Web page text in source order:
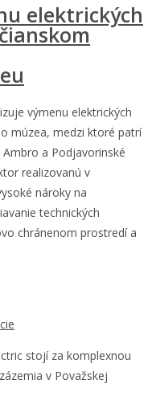
elektrických
výmenu elektrických
múzea, medzi ktoré patrí
a Podjavorinské
realizovanú v
nároky na
technických
chránenom prostredí a
stojí za komplexnou
v Považskej